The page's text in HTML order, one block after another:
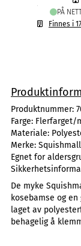
PÅ
Finnes i
Produktnummer:
Farge: Flerfarget/
Materiale:
Merke:
Egnet for
De myke
kosebamse og
laget av
behagelig å